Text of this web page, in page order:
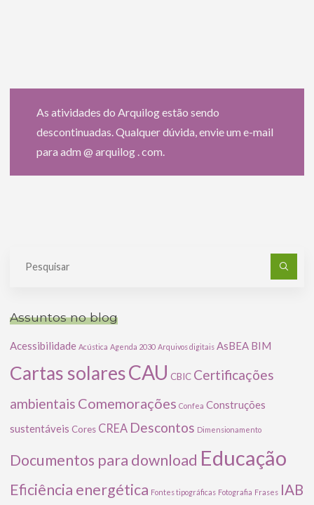
As atividades do Arquilog estão sendo
descontinuadas. Qualquer dúvida, envie um e-mail
para adm @ arquilog . com.
Assuntos no blog
Acessibilidade Acústica Agenda 2030 Arquivos digitais AsBEA BIM
Cartas solaresCAU CBIC Certificações
ambientais Comemorações Confea Construções
sustentáveis Cores CREA Descontos Dimensionamento
Documentos para download Educação
Eficiência energética Fontes tipográficas Fotografia Frases IAB